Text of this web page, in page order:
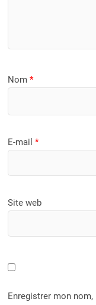
Nom*
E-mail*
Site web
Enregistrer mon